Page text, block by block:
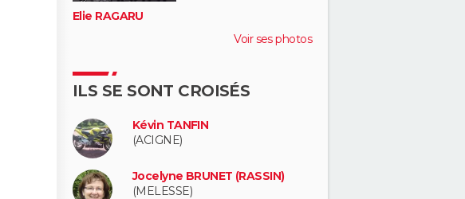
Elie RAGARU
Voir ses photos
ILS SE SONT CROISÉS
Kévin TANFIN
(ACIGNE)
Jocelyne BRUNET (RASSIN)
(MELESSE)